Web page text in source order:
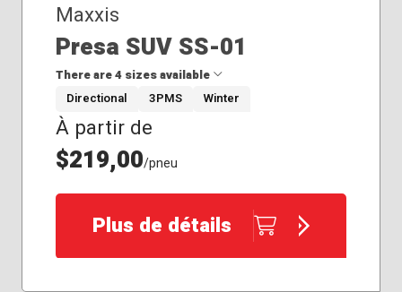
Maxxis
Presa SUV SS-01
There are 4 sizes available
245/45R20
255/45R20
255/50R20
255/60R19
Directional 3PMS Winter
À partir de
$219,00/pneu
Plus de détails